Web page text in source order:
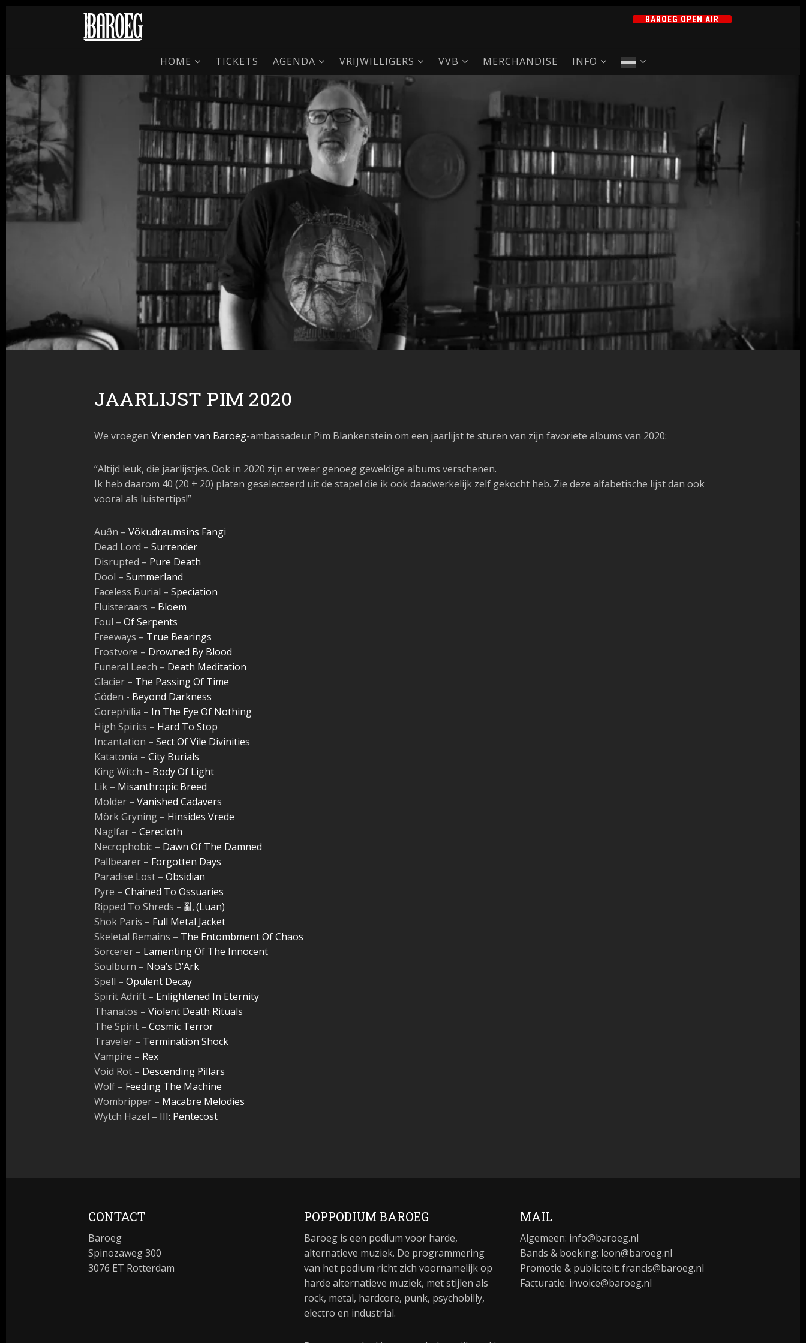
BAROEG OPEN AIR
HOME TICKETS AGENDA VRIJWILLIGERS VVB MERCHANDISE INFO
JAARLIJST PIM 2020
We vroegen Vrienden van Baroeg-ambassadeur Pim Blankenstein om een jaarlijst te sturen van zijn favoriete albums van 2020:
“Altijd leuk, die jaarlijstjes. Ook in 2020 zijn er weer genoeg geweldige albums verschenen.
Ik heb daarom 40 (20 + 20) platen geselecteerd uit de stapel die ik ook daadwerkelijk zelf gekocht heb. Zie deze alfabetische lijst dan ook
vooral als luistertips!”
Auðn – Vökudraumsins Fangi
Dead Lord – Surrender
Disrupted – Pure Death
Dool – Summerland
Faceless Burial – Speciation
Fluisteraars – Bloem
Foul – Of Serpents
Freeways – True Bearings
Frostvore – Drowned By Blood
Funeral Leech – Death Meditation
Glacier – The Passing Of Time
Göden ‎- Beyond Darkness
Gorephilia – In The Eye Of Nothing
High Spirits – Hard To Stop
Incantation – Sect Of Vile Divinities
Katatonia – City Burials
King Witch – Body Of Light
Lik – Misanthropic Breed
Molder – Vanished Cadavers
Mörk Gryning – Hinsides Vrede
Naglfar – Cerecloth
Necrophobic – Dawn Of The Damned
Pallbearer – Forgotten Days
Paradise Lost – Obsidian
Pyre – Chained To Ossuaries
Ripped To Shreds – 亂 (Luan)
Shok Paris – Full Metal Jacket
Skeletal Remains – The Entombment Of Chaos
Sorcerer – Lamenting Of The Innocent
Soulburn – Noa’s D’Ark
Spell – Opulent Decay
Spirit Adrift – Enlightened In Eternity
Thanatos – Violent Death Rituals
The Spirit – Cosmic Terror
Traveler – Termination Shock
Vampire – Rex
Void Rot – Descending Pillars
Wolf – Feeding The Machine
Wombripper – Macabre Melodies
Wytch Hazel – III: Pentecost
CONTACT
Baroeg
Spinozaweg 300
3076 ET Rotterdam
POPPODIUM BAROEG
Baroeg is een podium voor harde,
alternatieve muziek. De programmering
van het podium richt zich voornamelijk op
harde alternatieve muziek, met stijlen als
rock, metal, hardcore, punk, psychobilly,
electro en industrial.
MAIL
Algemeen: info@baroeg.nl
Bands & boeking: leon@baroeg.nl
Promotie & publiciteit: francis@baroeg.nl
Facturatie: invoice@baroeg.nl